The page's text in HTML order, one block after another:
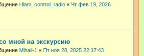
Hlam_control_radio « Чт фев 19, 2026
мной на экскурсию
Mihail-1 « Пт ноя 28, 2025 22:17:43